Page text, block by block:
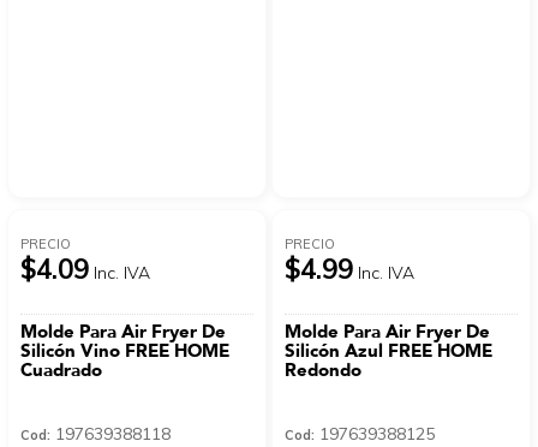
PRECIO
$4.09 Inc. IVA
Molde Para Air Fryer De
Silicón Vino FREE HOME
Cuadrado
Cod: 197639388118
PRECIO
$4.99 Inc. IVA
Molde Para Air Fryer De
Silicón Azul FREE HOME
Redondo
Cod: 197639388125